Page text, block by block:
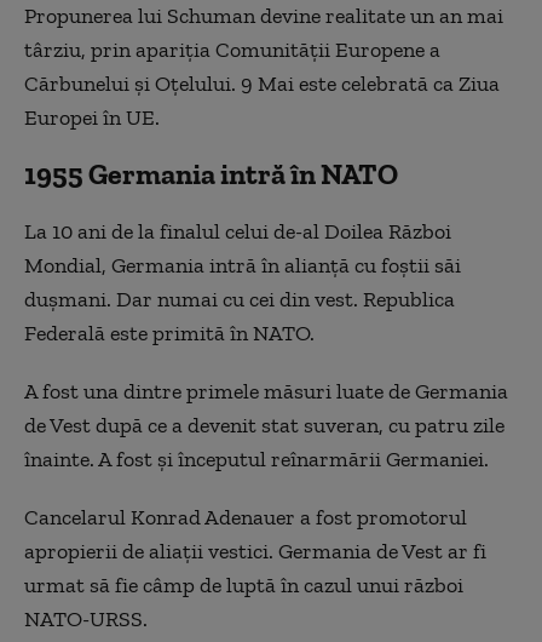
Propunerea lui Schuman devine realitate un an mai
târziu, prin apariția Comunității Europene a
Cărbunelui și Oțelului. 9 Mai este celebrată ca Ziua
Europei în UE.
1955 Germania intră în NATO
La 10 ani de la finalul celui de-al Doilea Război
Mondial, Germania intră în alianță cu foștii săi
dușmani. Dar numai cu cei din vest. Republica
Federală este primită în NATO.
A fost una dintre primele măsuri luate de Germania
de Vest după ce a devenit stat suveran, cu patru zile
înainte. A fost și începutul reînarmării Germaniei.
Cancelarul Konrad Adenauer a fost promotorul
apropierii de aliații vestici. Germania de Vest ar fi
urmat să fie câmp de luptă în cazul unui război
NATO-URSS.